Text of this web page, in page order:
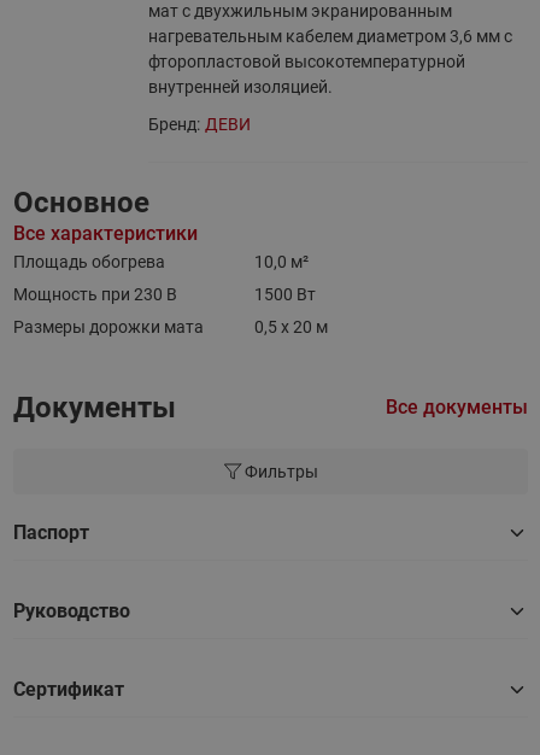
мат с двухжильным экранированным
нагревательным кабелем диаметром 3,6 мм с
фторопластовой высокотемпературной
внутренней изоляцией.
Бренд: ДЕВИ
Основное
Все характеристики
Площадь обогрева
10,0 м²
Мощность при 230 В
1500 Вт
Размеры дорожки мата
0,5 х 20 м
Документы Все документы
Фильтры
Паспорт
Руководство
Сертификат